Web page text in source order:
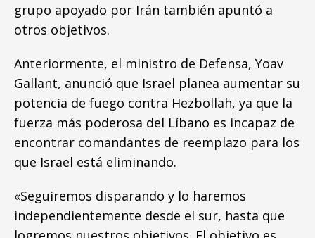
grupo apoyado por Irán también apuntó a
otros objetivos.
Anteriormente, el ministro de Defensa, Yoav
Gallant, anunció que Israel planea aumentar su
potencia de fuego contra Hezbollah, ya que la
fuerza más poderosa del Líbano es incapaz de
encontrar comandantes de reemplazo para los
que Israel está eliminando.
«Seguiremos disparando y lo haremos
independientemente desde el sur, hasta que